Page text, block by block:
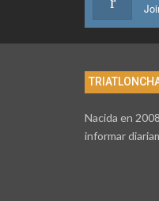
Nacida en
informar